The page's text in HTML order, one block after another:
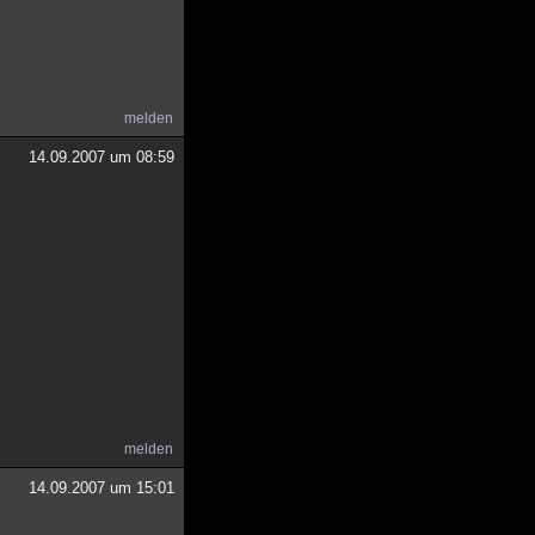
melden
14.09.2007 um 08:59
melden
14.09.2007 um 15:01